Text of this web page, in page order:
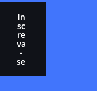
In
sc
re
va
-
se